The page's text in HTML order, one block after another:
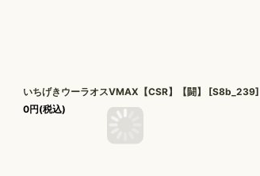
いちげきウーラオスVMAX【CSR】【闘】 [S8b_239]
0円(税込)